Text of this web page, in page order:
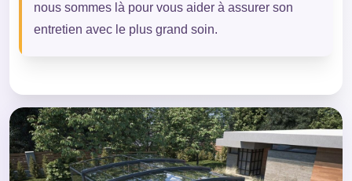
nous sommes là pour vous aider à assurer son
entretien avec le plus grand soin.